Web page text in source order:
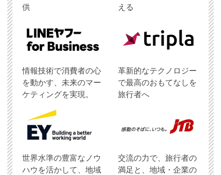
供
える
情報技術で消費者の心
を動かす、未来のマー
ケティングを実現。
革新的なテクノロジー
で最高のおもてなしを
旅行者へ
世界水準の豊富なノウ
ハウを活かして、地域
交流の力で、旅行者の
満足と、地域・企業の